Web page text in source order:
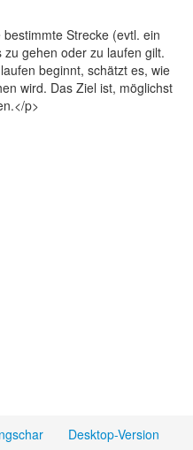
Strecke (evtl. ein
gehen oder zu laufen gilt.
beginnt, schätzt es, wie
wird. Das Ziel ist, möglichst
p>
Desktop-Version